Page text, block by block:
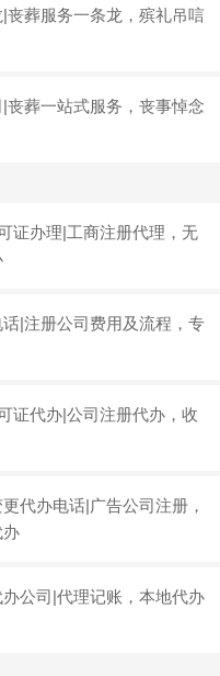
丧葬服务一条龙，殡礼吊唁
丧葬一站式服务，丧事悼念
证办理|工商注册代理，无
|注册公司费用及流程，专
证代办|公司注册代办，收
代办电话|广告公司注册，
办
公司|代理记账，本地代办